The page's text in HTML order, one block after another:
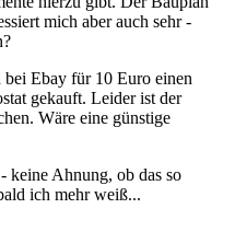
mich aber auch sehr -
Ebay für 10 Euro einen
gekauft. Leider ist der
Wäre eine günstige
keine Ahnung, ob das so
ich mehr weiß...